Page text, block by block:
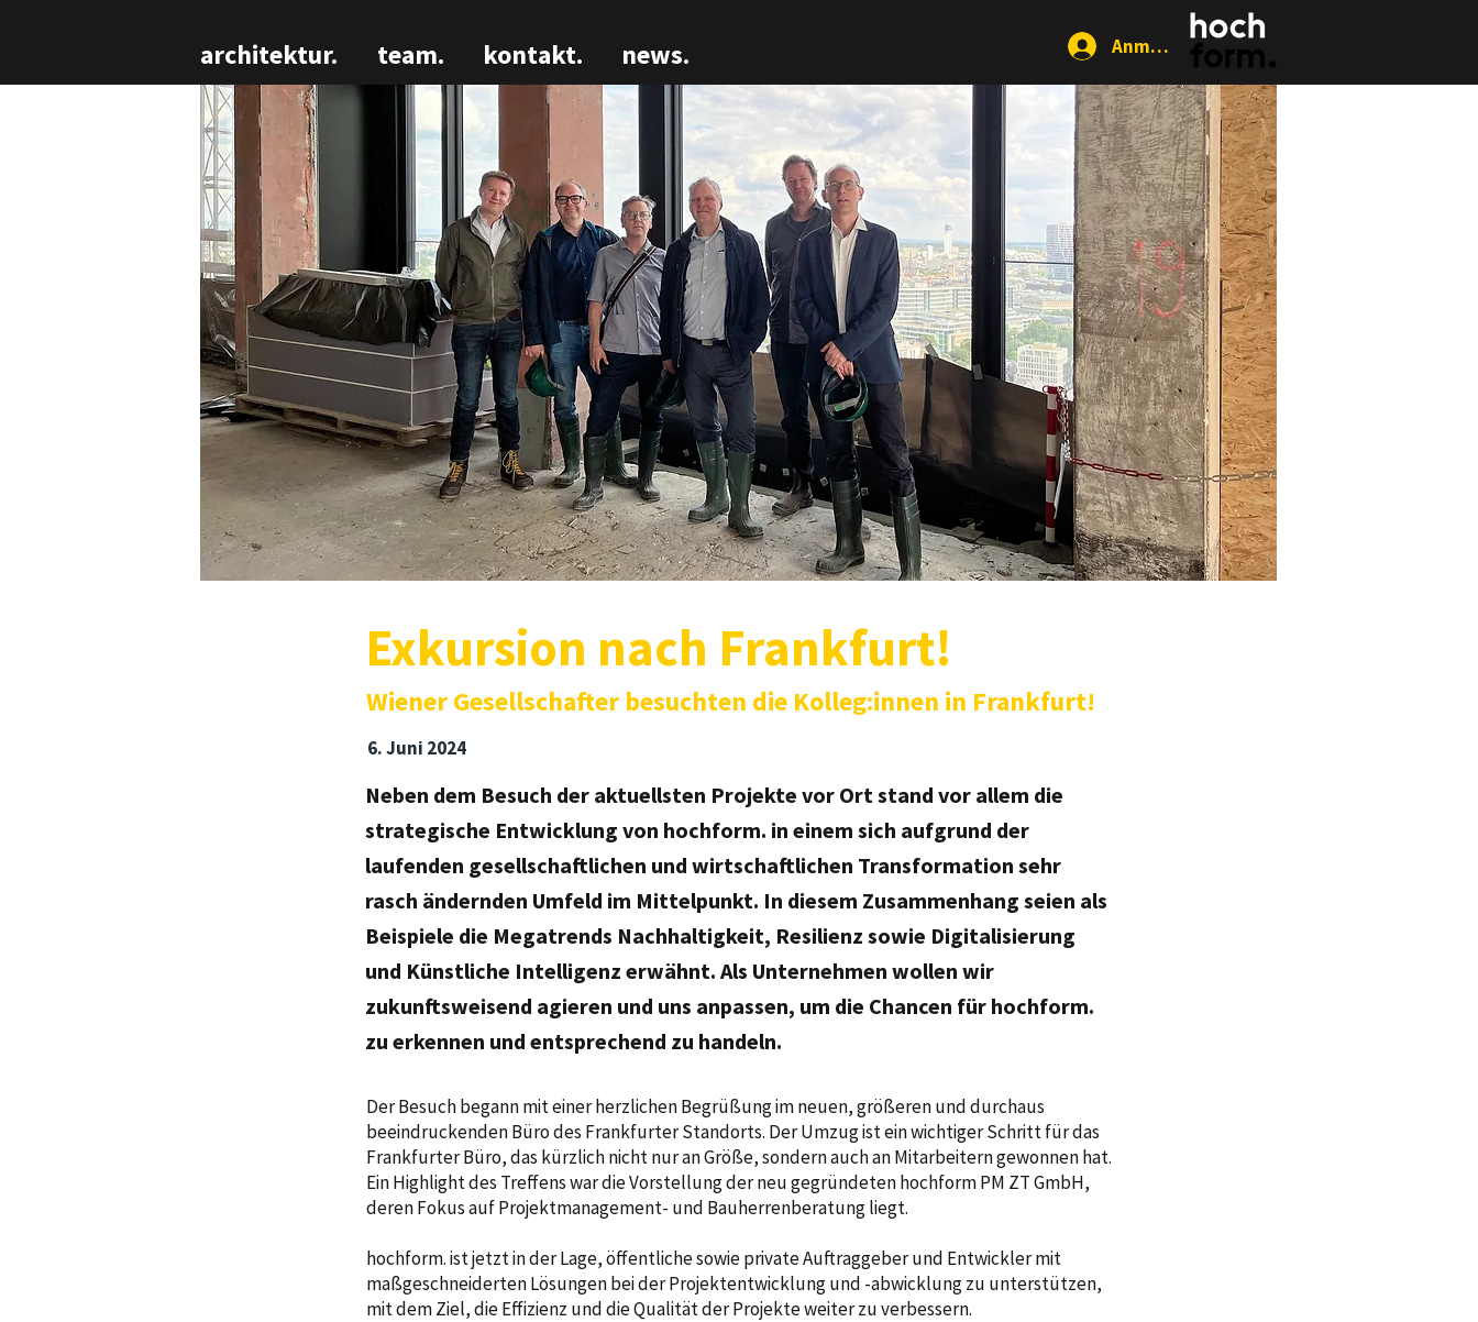
architektur. team. kontakt. news. Anmelden
Exkursion nach Frankfurt!
Wiener Gesellschafter besuchten die Kolleg:innen in Frankfurt!
6. Juni 2024
Neben dem Besuch der aktuellsten Projekte vor Ort stand vor allem die
strategische Entwicklung von hochform. in einem sich aufgrund der
laufenden gesellschaftlichen und wirtschaftlichen Transformation sehr
rasch ändernden Umfeld im Mittelpunkt. In diesem Zusammenhang seien als
Beispiele die Megatrends Nachhaltigkeit, Resilienz sowie Digitalisierung
und Künstliche Intelligenz erwähnt. Als Unternehmen wollen wir
zukunftsweisend agieren und uns anpassen, um die Chancen für hochform.
zu erkennen und entsprechend zu handeln.
Der Besuch begann mit einer herzlichen Begrüßung im neuen, größeren und durchaus
beeindruckenden Büro des Frankfurter Standorts. Der Umzug ist ein wichtiger Schritt für das
Frankfurter Büro, das kürzlich nicht nur an Größe, sondern auch an Mitarbeitern gewonnen hat.
Ein Highlight des Treffens war die Vorstellung der neu gegründeten hochform PM ZT GmbH,
deren Fokus auf Projektmanagement- und Bauherrenberatung liegt.
hochform. ist jetzt in der Lage, öffentliche sowie private Auftraggeber und Entwickler mit
maßgeschneiderten Lösungen bei der Projektentwicklung und -abwicklung zu unterstützen,
mit dem Ziel, die Effizienz und die Qualität der Projekte weiter zu verbessern.